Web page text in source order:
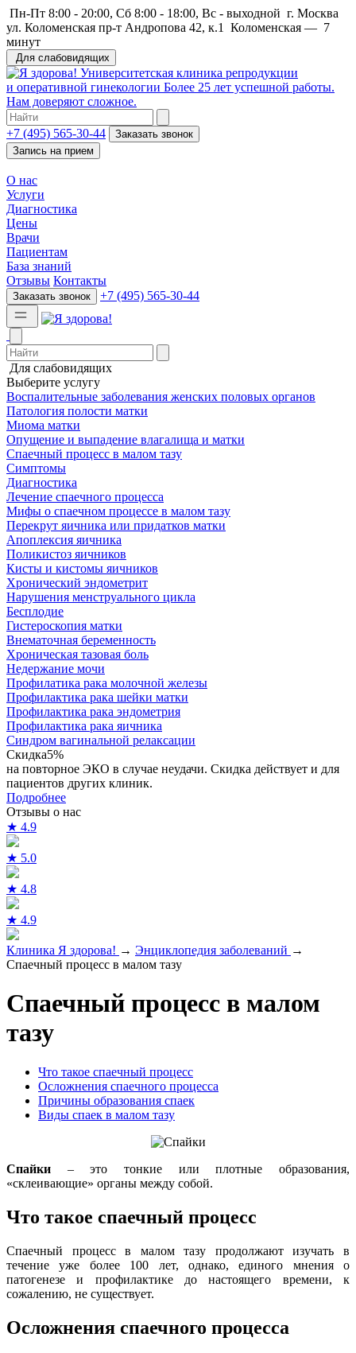
Пн-Пт 8:00 - 20:00, Сб 8:00 - 18:00, Вс - выходной г. Москва
ул. Коломенская пр-т Андропова 42, к.1
Коломенская — 7
минут
Для слабовидящих
Университетская клиника репродукции
и оперативной гинекологии Более 25 лет успешной работы.
Нам доверяют сложное.
+7 (495) 565-30-44
Заказать звонок
Запись на прием
О нас
Услуги
Диагностика
Цены
Врачи
Пациентам
База знаний
Отзывы Контакты
Заказать звонок +7 (495) 565-30-44
Для слабовидящих
Выберите услугу
Воспалительные заболевания женских половых органов
Патология полости матки
Миома матки
Опущение и выпадение влагалища и матки
Спаечный процесс в малом тазу
Cимптомы
Диагностика
Лечение спаечного процесса
Мифы о спаечном процессе в малом тазу
Перекрут яичника или придатков матки
Апоплексия яичника
Поликистоз яичников
Кисты и кистомы яичников
Хронический эндометрит
Нарушения менструального цикла
Бесплодие
Гистероскопия матки
Внематочная беременность
Хроническая тазовая боль
Недержание мочи
Профилатика рака молочной железы
Профилактика рака шейки матки
Профилактика рака эндометрия
Профилактика рака яичника
Синдром вагинальной релаксации
Скидка5%
на повторное ЭКО в случае неудачи. Скидка действует и для
пациентов других клиник.
Подробнее
Отзывы о нас
★ 4.9
★ 5.0
★ 4.8
★ 4.9
Клиника Я здорова! → Энциклопедия заболеваний →
Спаечный процесс в малом тазу
Спаечный процесс в малом
тазу
Что такое спаечный процесс
Осложнения спаечного процесса
Причины образования спаек
Виды спаек в малом тазу
Спайки – это тонкие или плотные образования,
«склеивающие» органы между собой.
Что такое спаечный процесс
Спаечный процесс в малом тазу продолжают изучать в
течение уже более 100 лет, однако, единого мнения о
патогенезе и профилактике до настоящего времени, к
сожалению, не существует.
Осложнения спаечного процесса